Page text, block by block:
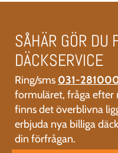
SÅHÄR GÖR DU
DÄCKSERVICE
Ring/sms 031-
formuläret, fråga efter
finns det överblivna
erbjuda nya billiga
din förfrågan.